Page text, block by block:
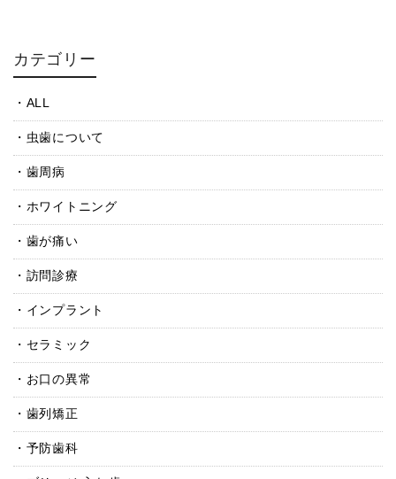
カテゴリー
ALL
虫歯について
歯周病
ホワイトニング
歯が痛い
訪問診療
インプラント
セラミック
お口の異常
歯列矯正
予防歯科